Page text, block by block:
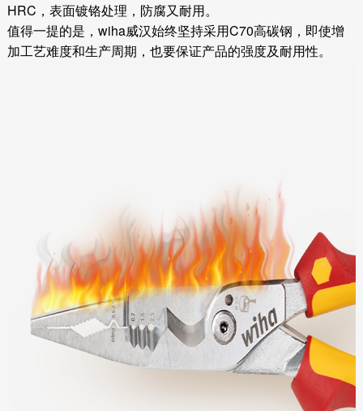
HRC，表面镀铬处理，防腐又耐用。
值得一提的是，wiha威汉始终坚持采用C70高碳钢，即使增
加工艺难度和生产周期，也要保证产品的强度及耐用性。